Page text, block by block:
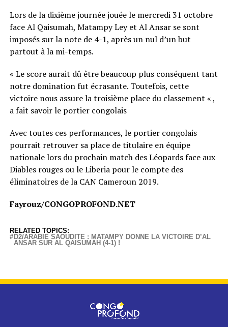
Lors de la dixième journée jouée le mercredi 31 octobre
face Al Qaisumah, Matampy Ley et Al Ansar se sont
imposés sur la note de 4-1, après un nul d’un but
partout à la mi-temps.
« Le score aurait dû être beaucoup plus conséquent tant
notre domination fut écrasante. Toutefois, cette
victoire nous assure la troisième place du classement « ,
a fait savoir le portier congolais
Avec toutes ces performances, le portier congolais
pourrait retrouver sa place de titulaire en équipe
nationale lors du prochain match des Léopards face aux
Diables rouges ou le Liberia pour le compte des
éliminatoires de la CAN Cameroun 2019.
Fayrouz/CONGOPROFOND.NET
RELATED TOPICS:
D2/ARABIE SAOUDITE : MATAMPY DONNE LA VICTOIRE D’AL
ANSAR SUR AL QAISUMAH (4-1) !